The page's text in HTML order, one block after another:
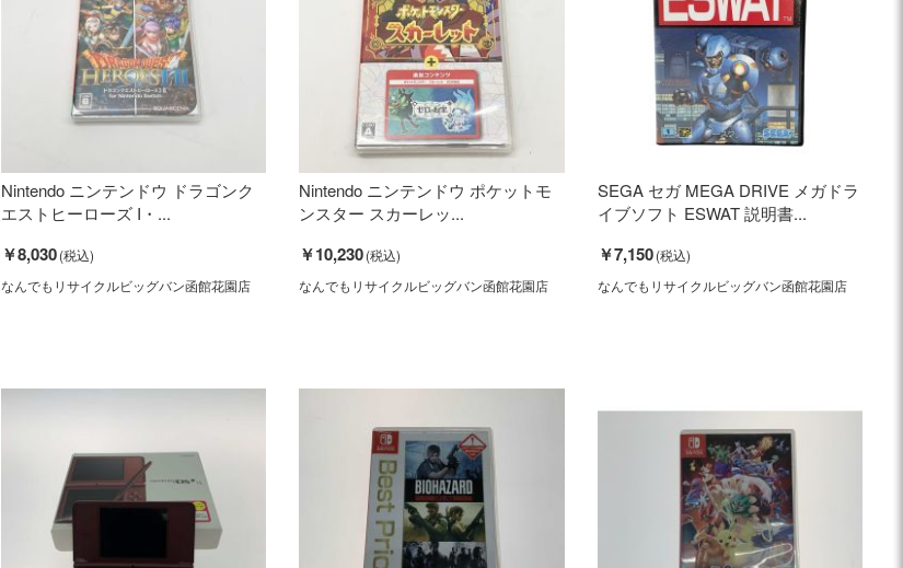
Nintendo ニンテンドウ ドラゴンク
エストヒーローズ I・...
￥8,030
なんでもリサイクルビッグバン函館花園店
Nintendo ニンテンドウ ポケットモ
ンスター スカーレッ...
￥10,230
なんでもリサイクルビッグバン函館花園店
SEGA セガ MEGA DRIVE メガドラ
イブソフト ESWAT 説明書...
￥7,150
なんでもリサイクルビッグバン函館花園店